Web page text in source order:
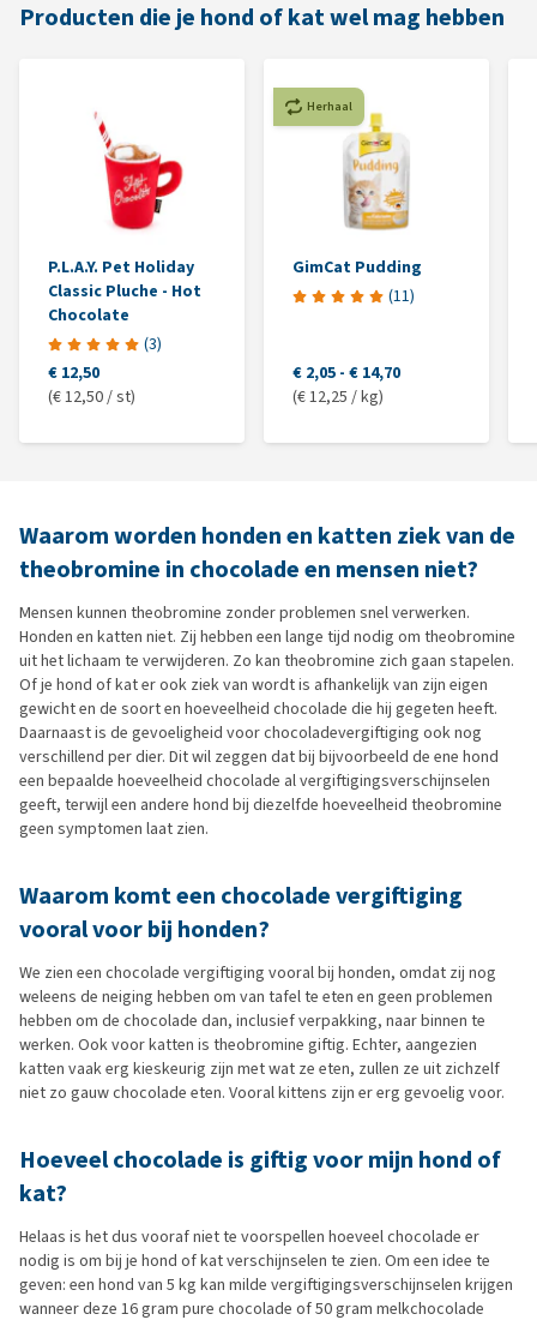
Producten die je hond of kat wel mag hebben
P.L.A.Y. Pet Holiday
Classic Pluche - Hot
Chocolate
(3)
€ 12,50
(€ 12,50 / st)
Herhaal
GimCat Pudding
(11)
€ 2,05 - € 14,70
(€ 12,25 / kg)
Waarom worden honden en katten ziek van de
theobromine in chocolade en mensen niet?
Mensen kunnen theobromine zonder problemen snel verwerken.
Honden en katten niet. Zij hebben een lange tijd nodig om theobromine
uit het lichaam te verwijderen. Zo kan theobromine zich gaan stapelen.
Of je hond of kat er ook ziek van wordt is afhankelijk van zijn eigen
gewicht en de soort en hoeveelheid chocolade die hij gegeten heeft.
Daarnaast is de gevoeligheid voor chocoladevergiftiging ook nog
verschillend per dier. Dit wil zeggen dat bij bijvoorbeeld de ene hond
een bepaalde hoeveelheid chocolade al vergiftigingsverschijnselen
geeft, terwijl een andere hond bij diezelfde hoeveelheid theobromine
geen symptomen laat zien.
Waarom komt een chocolade vergiftiging
vooral voor bij honden?
We zien een chocolade vergiftiging vooral bij honden, omdat zij nog
weleens de neiging hebben om van tafel te eten en geen problemen
hebben om de chocolade dan, inclusief verpakking, naar binnen te
werken. Ook voor katten is theobromine giftig. Echter, aangezien
katten vaak erg kieskeurig zijn met wat ze eten, zullen ze uit zichzelf
niet zo gauw chocolade eten. Vooral kittens zijn er erg gevoelig voor.
Hoeveel chocolade is giftig voor mijn hond of
kat?
Helaas is het dus vooraf niet te voorspellen hoeveel chocolade er
nodig is om bij je hond of kat verschijnselen te zien. Om een idee te
geven: een hond van 5 kg kan milde vergiftigingsverschijnselen krijgen
wanneer deze 16 gram pure chocolade of 50 gram melkchocolade